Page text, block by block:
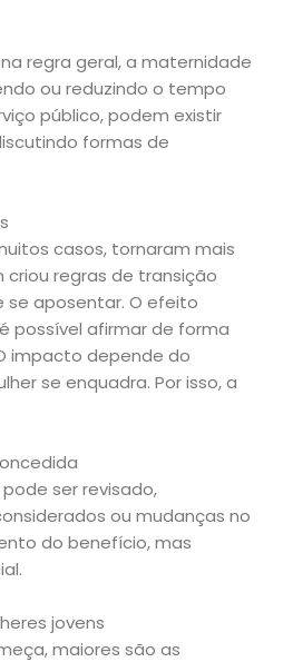
regra geral, a maternidade
ou reduzindo o tempo
público, podem existir
formas de
casos, tornaram mais
regras de transição
se aposentar. O efeito
possível afirmar de forma
impacto depende do
se enquadra. Por isso, a
ser revisado,
ou mudanças no
do benefício, mas
jovens
maiores são as